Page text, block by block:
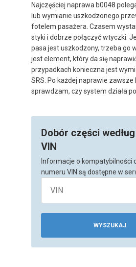
Najczęściej naprawa b0048
lub wymianie uszkodzonego
fotelem pasażera. Czasem
styki i dobrze połączyć wtyczki.
pasa jest uszkodzony, trzeba go
jest element, który da się
przypadkach konieczna jest
SRS. Po każdej naprawie zawsze
sprawdzam, czy system działa
Dobór części
VIN
Informacje o kompatybilności
numeru VIN są dostępne w
WYSZUKAJ